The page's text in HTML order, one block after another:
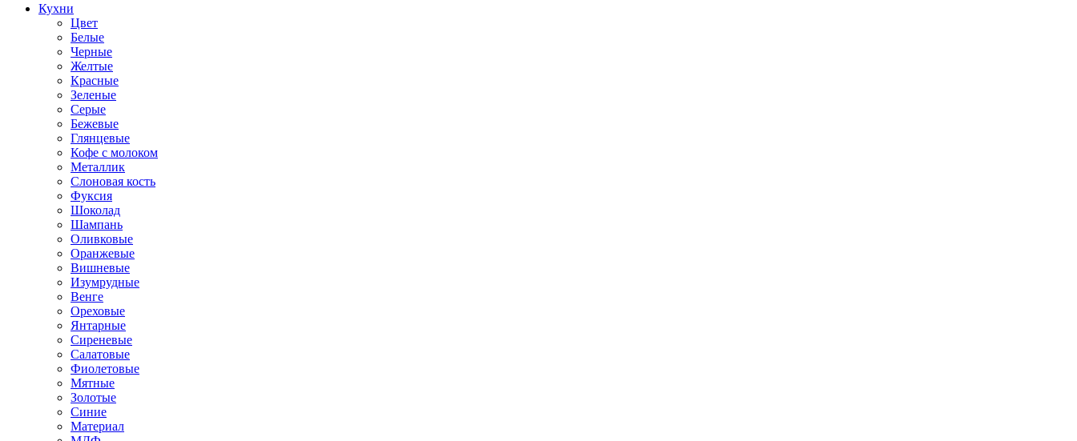
Кухни
Цвет
Белые
Черные
Желтые
Красные
Зеленые
Серые
Бежевые
Глянцевые
Кофе с молоком
Металлик
Слоновая кость
Фуксия
Шоколад
Шампань
Оливковые
Оранжевые
Вишневые
Изумрудные
Венге
Ореховые
Янтарные
Сиреневые
Салатовые
Фиолетовые
Мятные
Золотые
Синие
Материал